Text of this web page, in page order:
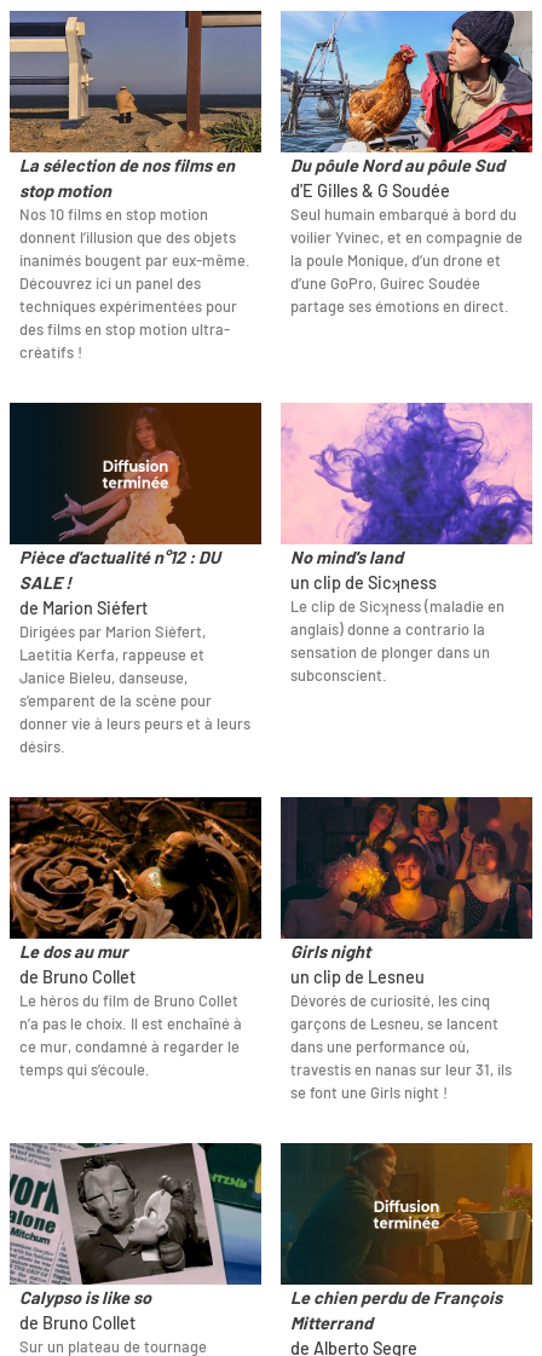
La sélection de nos films en
stop motion
Nos 10 films en stop motion
donnent l’illusion que des objets
inanimés bougent par eux-même.
Découvrez ici un panel des
techniques expérimentées pour
des films en stop motion ultra-
créatifs !
Du pôule Nord au pôule Sud
d'E Gilles & G Soudée
Seul humain embarqué à bord du
voilier Yvinec, et en compagnie de
la poule Monique, d’un drone et
d’une GoPro, Guirec Soudée
partage ses émotions en direct.
Pièce d'actualité n°12 : DU
SALE !
de Marion Siéfert
Dirigées par Marion Siéfert,
Laetitia Kerfa, rappeuse et
Janice Bieleu, danseuse,
s’emparent de la scène pour
donner vie à leurs peurs et à leurs
désirs.
No mind's land
un clip de Sicʞness
Le clip de Sicʞness (maladie en
anglais) donne a contrario la
sensation de plonger dans un
subconscient.
Le dos au mur
de Bruno Collet
Le héros du film de Bruno Collet
n’a pas le choix. Il est enchaîné à
ce mur, condamné à regarder le
temps qui s’écoule.
Girls night
un clip de Lesneu
Dévorés de curiosité, les cinq
garçons de Lesneu, se lancent
dans une performance où,
travestis en nanas sur leur 31, ils
se font une Girls night !
Calypso is like so
de Bruno Collet
Sur un plateau de tournage
Le chien perdu de François
Mitterrand
de Alberto Segre